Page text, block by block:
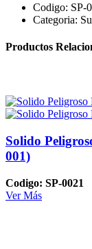
Codigo: SP-
Categoria:
Productos
Solido
001)
Codigo: SP-0021
Ver Más